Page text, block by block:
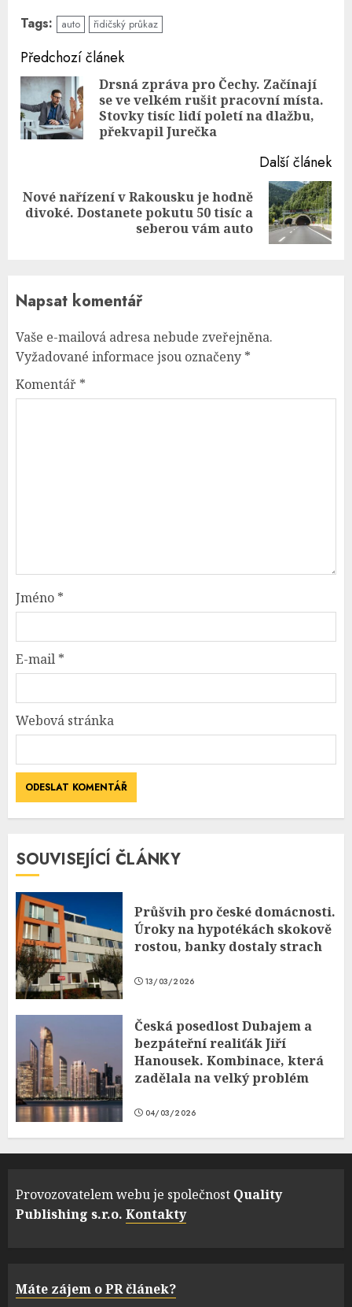
Tags: auto řidičský průkaz
Continue
Reading
Předchozí článek
Drsná zpráva pro Čechy. Začínají
se ve velkém rušit pracovní místa.
Stovky tisíc lidí poletí na dlažbu,
překvapil Jurečka
Další článek
Next
Nové nařízení v Rakousku je hodně
divoké. Dostanete pokutu 50 tisíc a
seberou vám auto
Napsat komentář
Vaše e-mailová adresa nebude zveřejněna.
Vyžadované informace jsou označeny *
Komentář *
Jméno *
E-mail *
Webová stránka
SOUVISEJÍCÍ ČLÁNKY
Průšvih pro české domácnosti.
Úroky na hypotékách skokově
rostou, banky dostaly strach
13/03/2026
Česká posedlost Dubajem a
bezpáteřní realiťák Jiří
Hanousek. Kombinace, která
zadělala na velký problém
04/03/2026
Provozovatelem webu je společnost Quality
Publishing s.r.o. Kontakty
Máte zájem o PR článek?